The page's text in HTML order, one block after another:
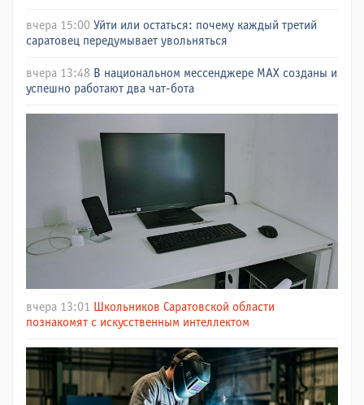
вчера 15:00 Уйти или остаться: почему каждый третий
саратовец передумывает увольняться
вчера 13:48 В национальном мессенджере МАХ созданы и
успешно работают два чат-бота
вчера 13:01
Школьников Саратовской области
познакомят с искусственным интеллектом